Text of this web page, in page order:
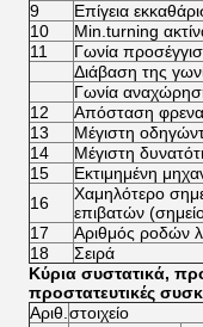
9
Επίγεια
10
Min.turning
11
Γωνία
Διάβαση της
Γωνία
12
Απόσταση
13
Μέγιστη
14
Μέγιστη
15
Εκτιμημένη
16
Χαμηλότερο
επιβατών
17
Αριθμός ροδών
18
Σειρά
Κύρια συστατικά,
προστατευτικές
Αριθ. στοιχείο